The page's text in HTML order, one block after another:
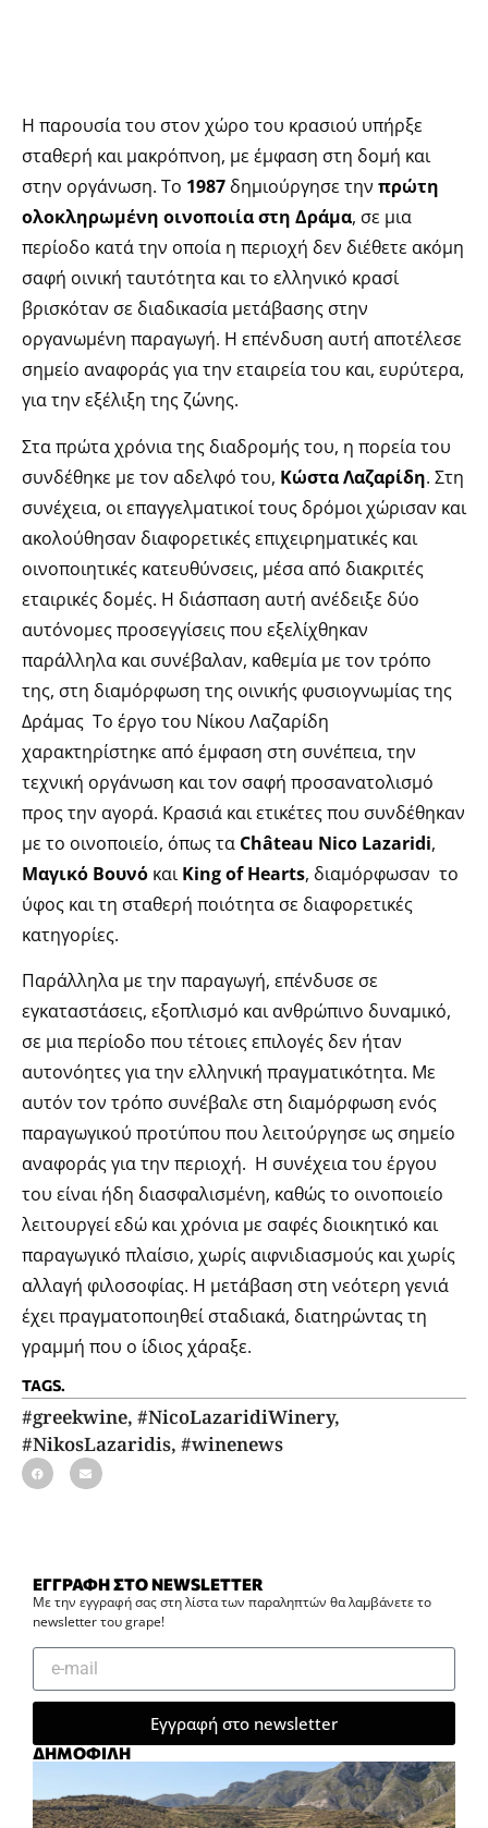
Η παρουσία του στον χώρο του κρασιού υπήρξε
σταθερή και μακρόπνοη, με έμφαση στη δομή και
στην οργάνωση. Το 1987 δημιούργησε την πρώτη
ολοκληρωμένη οινοποιία στη Δράμα, σε μια
περίοδο κατά την οποία η περιοχή δεν διέθετε ακόμη
σαφή οινική ταυτότητα και το ελληνικό κρασί
βρισκόταν σε διαδικασία μετάβασης στην
οργανωμένη παραγωγή. Η επένδυση αυτή αποτέλεσε
σημείο αναφοράς για την εταιρεία του και, ευρύτερα,
για την εξέλιξη της ζώνης.
Στα πρώτα χρόνια της διαδρομής του, η πορεία του
συνδέθηκε με τον αδελφό του, Κώστα Λαζαρίδη. Στη
συνέχεια, οι επαγγελματικοί τους δρόμοι χώρισαν και
ακολούθησαν διαφορετικές επιχειρηματικές και
οινοποιητικές κατευθύνσεις, μέσα από διακριτές
εταιρικές δομές. Η διάσπαση αυτή ανέδειξε δύο
αυτόνομες προσεγγίσεις που εξελίχθηκαν
παράλληλα και συνέβαλαν, καθεμία με τον τρόπο
της, στη διαμόρφωση της οινικής φυσιογνωμίας της
Δράμας Το έργο του Νίκου Λαζαρίδη
χαρακτηρίστηκε από έμφαση στη συνέπεια, την
τεχνική οργάνωση και τον σαφή προσανατολισμό
προς την αγορά. Κρασιά και ετικέτες που συνδέθηκαν
με το οινοποιείο, όπως τα Château Nico Lazaridi,
Μαγικό Βουνό καιKing of Hearts, διαμόρφωσαν το
ύφος και τη σταθερή ποιότητα σε διαφορετικές
κατηγορίες.
Παράλληλα με την παραγωγή, επένδυσε σε
εγκαταστάσεις, εξοπλισμό και ανθρώπινο δυναμικό,
σε μια περίοδο που τέτοιες επιλογές δεν ήταν
αυτονόητες για την ελληνική πραγματικότητα. Με
αυτόν τον τρόπο συνέβαλε στη διαμόρφωση ενός
παραγωγικού προτύπου που λειτούργησε ως σημείο
αναφοράς για την περιοχή. Η συνέχεια του έργου
του είναι ήδη διασφαλισμένη, καθώς το οινοποιείο
λειτουργεί εδώ και χρόνια με σαφές διοικητικό και
παραγωγικό πλαίσιο, χωρίς αιφνιδιασμούς και χωρίς
αλλαγή φιλοσοφίας. Η μετάβαση στη νεότερη γενιά
έχει πραγματοποιηθεί σταδιακά, διατηρώντας τη
γραμμή που ο ίδιος χάραξε.
TAGS.
#greekwine, #NicoLazaridiWinery,
#NikosLazaridis, #winenews
ΕΓΓΡΑΦΗ ΣΤΟ NEWSLETTER
Με την εγγραφή σας στη λίστα των παραληπτών θα λαμβάνετε το
newsletter του grape!
Εγγραφή στο newsletter
ΔΗΜΟΦΙΛΗ